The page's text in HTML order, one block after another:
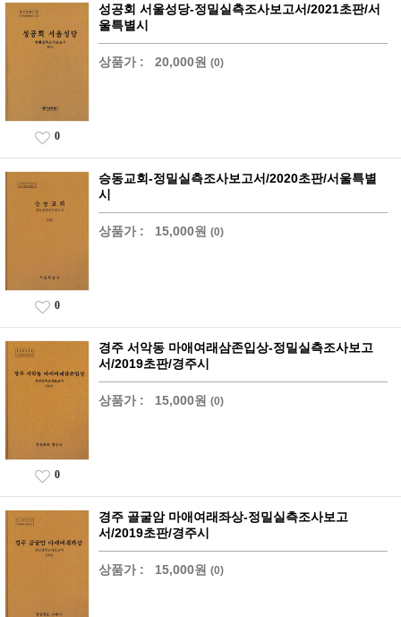
성공회 서울성당-정밀실측조사보고서/2021초판/서
울특별시
상품가 : 20,000원 (0)
0
승동교회-정밀실측조사보고서/2020초판/서울특별
시
상품가 : 15,000원 (0)
0
경주 서악동 마애여래삼존입상-정밀실측조사보고
서/2019초판/경주시
상품가 : 15,000원 (0)
0
경주 골굴암 마애여래좌상-정밀실측조사보고
서/2019초판/경주시
상품가 : 15,000원 (0)